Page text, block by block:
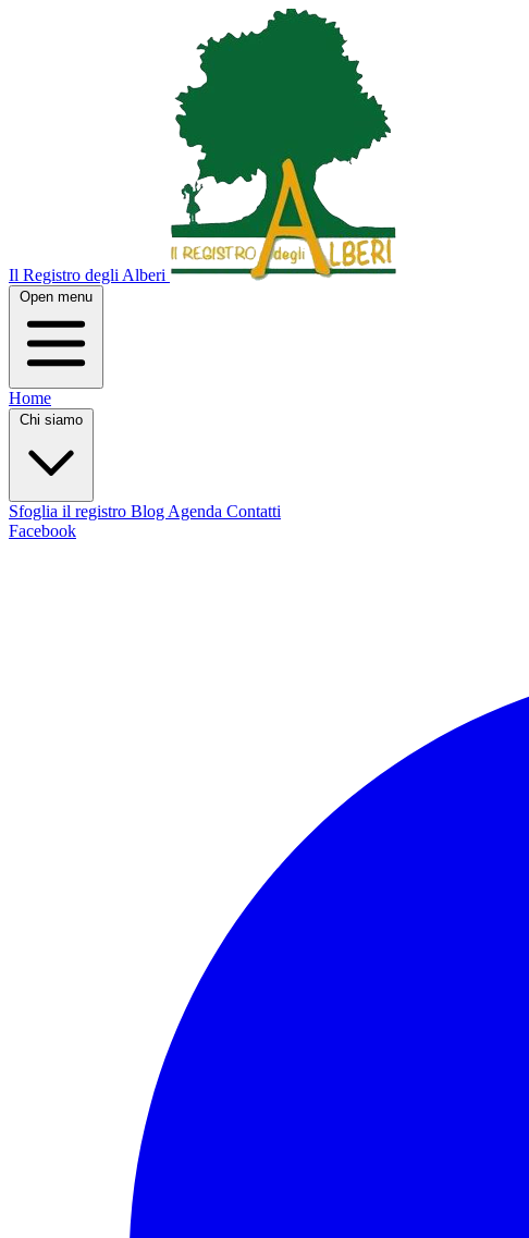
Il Registro degli Alberi
Open menu
Home
Chi siamo
Sfoglia il registro Blog Agenda Contatti
Facebook